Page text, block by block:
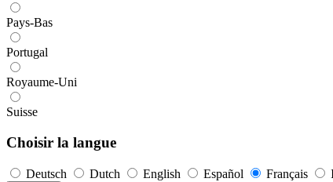
Pays-Bas
Portugal
Royaume-Uni
Suisse
Choisir la langue
Deutsch Dutch English Español Français